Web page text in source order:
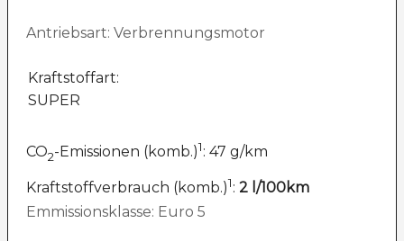
Antriebsart: Verbrennungsmotor
Kraftstoffart:
SUPER
CO2-Emissionen (komb.)1: 47 g/km
Kraftstoffverbrauch (komb.)1: 2 l/100km
Emmissionsklasse: Euro 5